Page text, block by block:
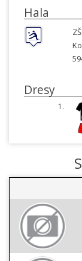
Hala
Dresy
1.